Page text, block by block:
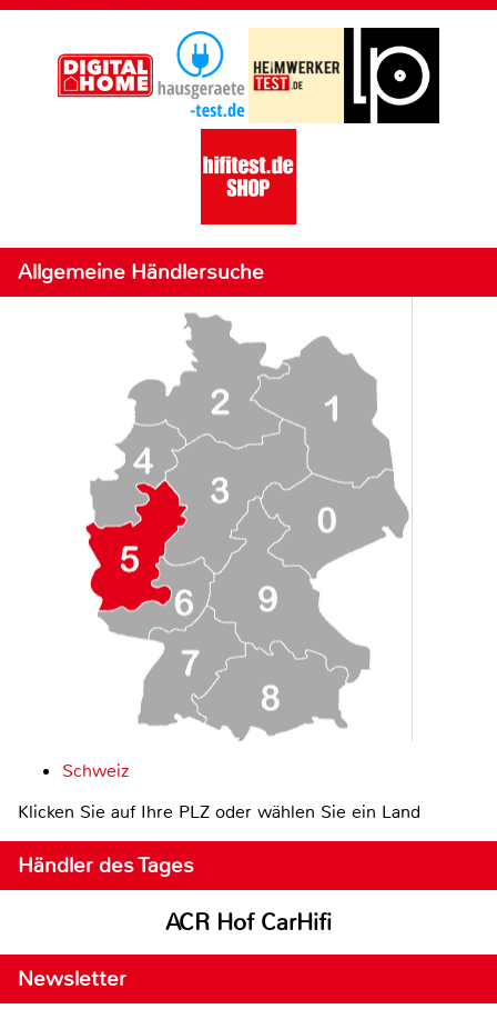
Allgemeine Händlersuche
Schweiz
Klicken Sie auf Ihre PLZ oder wählen Sie ein Land
Händler des Tages
ACR Hof CarHifi
Newsletter